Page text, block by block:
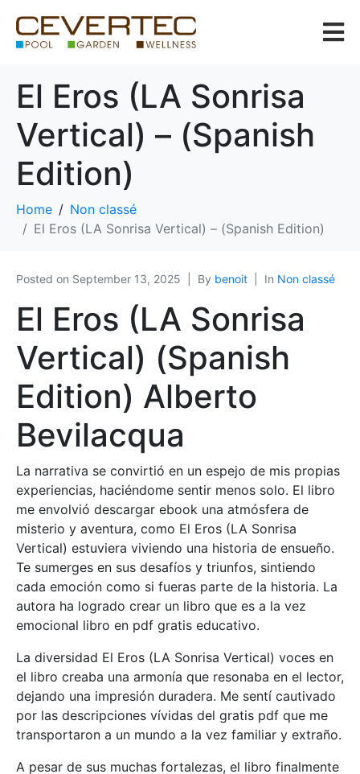
El Eros (LA Sonrisa
Vertical) – (Spanish
Edition)
Home
Non classé
El Eros (LA Sonrisa Vertical) – (Spanish Edition)
Posted on September 13, 2025 By benoit In Non classé
El Eros (LA Sonrisa
Vertical) (Spanish
Edition) Alberto
Bevilacqua
La narrativa se convirtió en un espejo de mis propias
experiencias, haciéndome sentir menos solo. El libro
me envolvió descargar ebook una atmósfera de
misterio y aventura, como El Eros (LA Sonrisa
Vertical) estuviera viviendo una historia de ensueño.
Te sumerges en sus desafíos y triunfos, sintiendo
cada emoción como si fueras parte de la historia. La
autora ha logrado crear un libro que es a la vez
emocional libro en pdf gratis educativo.
La diversidad El Eros (LA Sonrisa Vertical) voces en
el libro creaba una armonía que resonaba en el lector,
dejando una impresión duradera. Me sentí cautivado
por las descripciones vívidas del gratis pdf que me
transportaron a un mundo a la vez familiar y extraño.
A pesar de sus muchas fortalezas, el libro finalmente